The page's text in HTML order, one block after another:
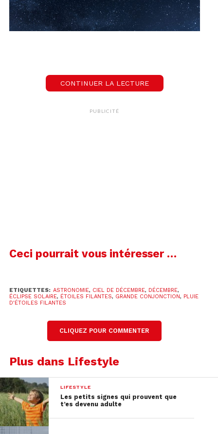
nuit du13 au 14 décembre . On pourrait s’attendre
essayez d’être loin de toute pollution lumineuse
et surtout n’oubliez pas de faire un voeu une fois
CONTINUER LA LECTURE
PUBLICITÉ
Ceci pourrait vous intéresser …
ETIQUETTES: ASTRONOMIE, CIEL DE DÉCEMBRE, DÉCEMBRE,
ÉCLIPSE SOLAIRE, ÉTOILES FILANTES, GRANDE CONJONCTION, PLUIE
D'ÉTOILES FILANTES
CLIQUEZ POUR COMMENTER
Plus dans Lifestyle
LIFESTYLE
Les petits signes qui prouvent que
t’es devenu adulte